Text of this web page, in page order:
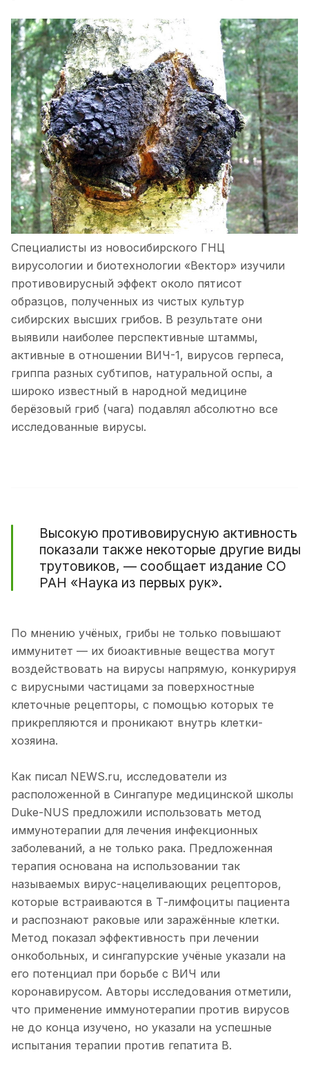
Специалисты из новосибирского ГНЦ
вирусологии и биотехнологии «Вектор» изучили
противовирусный эффект около пятисот
образцов, полученных из чистых культур
сибирских высших грибов. В результате они
выявили наиболее перспективные штаммы,
активные в отношении ВИЧ-1, вирусов герпеса,
гриппа разных субтипов, натуральной оспы, а
широко известный в народной медицине
берёзовый гриб (чага) подавлял абсолютно все
исследованные вирусы.
Высокую противовирусную активность
показали также некоторые другие виды
трутовиков, — сообщает издание СО
РАН «Наука из первых рук».
По мнению учёных, грибы не только повышают
иммунитет — их биоактивные вещества могут
воздействовать на вирусы напрямую, конкурируя
с вирусными частицами за поверхностные
клеточные рецепторы, с помощью которых те
прикрепляются и проникают внутрь клетки-
хозяина.
Как писал NEWS.ru, исследователи из
расположенной в Сингапуре медицинской школы
Duke-NUS предложили использовать метод
иммунотерапии для лечения инфекционных
заболеваний, а не только рака. Предложенная
терапия основана на использовании так
называемых вирус-нацеливающих рецепторов,
которые встраиваются в Т-лимфоциты пациента
и распознают раковые или заражённые клетки.
Метод показал эффективность при лечении
онкобольных, и сингапурские учёные указали на
его потенциал при борьбе с ВИЧ или
коронавирусом. Авторы исследования отметили,
что применение иммунотерапии против вирусов
не до конца изучено, но указали на успешные
испытания терапии против гепатита В.